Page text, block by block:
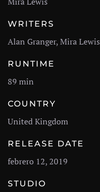
WRITERS
Alan Granger, Mira Lewis
RUNTIME
89 min
COUNTRY
United Kingdom
RELEASE DATE
febrero 12, 2019
STUDIO